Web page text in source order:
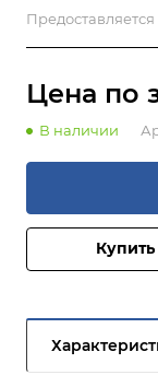
Цена по
В наличии